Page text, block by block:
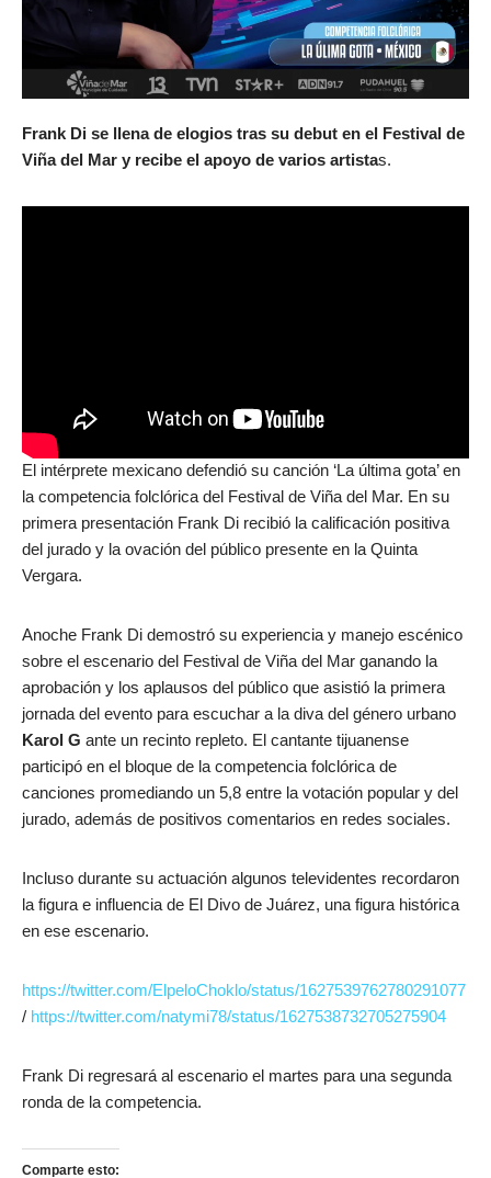
Frank Di se llena de elogios tras su debut en el Festival de
Viña del Mar y recibe el apoyo de varios artistas.
El intérprete mexicano defendió su canción ‘La última gota’ en
la competencia folclórica del Festival de Viña del Mar. En su
primera presentación Frank Di recibió la calificación positiva
del jurado y la ovación del público presente en la Quinta
Vergara.
Anoche Frank Di demostró su experiencia y manejo escénico
sobre el escenario del Festival de Viña del Mar ganando la
aprobación y los aplausos del público que asistió la primera
jornada del evento para escuchar a la diva del género urbano
Karol G ante un recinto repleto. El cantante tijuanense
participó en el bloque de la competencia folclórica de
canciones promediando un 5,8 entre la votación popular y del
jurado, además de positivos comentarios en redes sociales.
Incluso durante su actuación algunos televidentes recordaron
la figura e influencia de El Divo de Juárez, una figura histórica
en ese escenario.
https://twitter.com/ElpeloChoklo/status/1627539762780291077
/ https://twitter.com/natymi78/status/1627538732705275904
Frank Di regresará al escenario el martes para una segunda
ronda de la competencia.
Comparte esto: